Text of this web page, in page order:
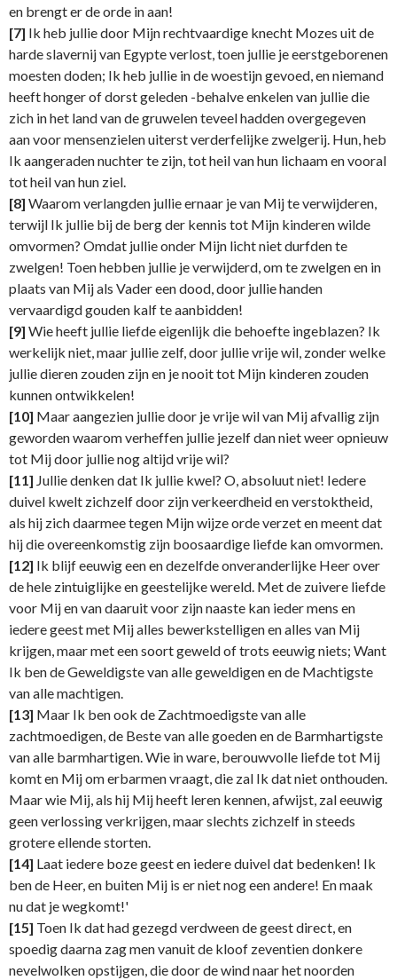
en brengt er de orde in aan!
[7] Ik heb jullie door Mijn rechtvaardige knecht Mozes uit de
harde slavernij van Egypte verlost, toen jullie je eerstgeborenen
moesten doden; Ik heb jullie in de woestijn gevoed, en niemand
heeft honger of dorst geleden -behalve enkelen van jullie die
zich in het land van de gruwelen teveel hadden overgegeven
aan voor mensenzielen uiterst verderfelijke zwelgerij. Hun, heb
Ik aangeraden nuchter te zijn, tot heil van hun lichaam en vooral
tot heil van hun ziel.
[8] Waarom verlangden jullie ernaar je van Mij te verwijderen,
terwijl Ik jullie bij de berg der kennis tot Mijn kinderen wilde
omvormen? Omdat jullie onder Mijn licht niet durfden te
zwelgen! Toen hebben jullie je verwijderd, om te zwelgen en in
plaats van Mij als Vader een dood, door jullie handen
vervaardigd gouden kalf te aanbidden!
[9] Wie heeft jullie liefde eigenlijk die behoefte ingeblazen? Ik
werkelijk niet, maar jullie zelf, door jullie vrije wil, zonder welke
jullie dieren zouden zijn en je nooit tot Mijn kinderen zouden
kunnen ontwikkelen!
[10] Maar aangezien jullie door je vrije wil van Mij afvallig zijn
geworden waarom verheffen jullie jezelf dan niet weer opnieuw
tot Mij door jullie nog altijd vrije wil?
[11] Jullie denken dat Ik jullie kwel? O, absoluut niet! Iedere
duivel kwelt zichzelf door zijn verkeerdheid en verstoktheid,
als hij zich daarmee tegen Mijn wijze orde verzet en meent dat
hij die overeenkomstig zijn boosaardige liefde kan omvormen.
[12] Ik blijf eeuwig een en dezelfde onveranderlijke Heer over
de hele zintuiglijke en geestelijke wereld. Met de zuivere liefde
voor Mij en van daaruit voor zijn naaste kan ieder mens en
iedere geest met Mij alles bewerkstelligen en alles van Mij
krijgen, maar met een soort geweld of trots eeuwig niets; Want
Ik ben de Geweldigste van alle geweldigen en de Machtigste
van alle machtigen.
[13] Maar Ik ben ook de Zachtmoedigste van alle
zachtmoedigen, de Beste van alle goeden en de Barmhartigste
van alle barmhartigen. Wie in ware, berouwvolle liefde tot Mij
komt en Mij om erbarmen vraagt, die zal Ik dat niet onthouden.
Maar wie Mij, als hij Mij heeft leren kennen, afwijst, zal eeuwig
geen verlossing verkrijgen, maar slechts zichzelf in steeds
grotere ellende storten.
[14] Laat iedere boze geest en iedere duivel dat bedenken! Ik
ben de Heer, en buiten Mij is er niet nog een andere! En maak
nu dat je wegkomt!'
[15] Toen Ik dat had gezegd verdween de geest direct, en
spoedig daarna zag men vanuit de kloof zeventien donkere
nevelwolken opstijgen, die door de wind naar het noorden